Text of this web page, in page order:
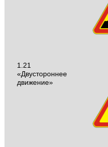
1.21
«Двустороннее
движение»